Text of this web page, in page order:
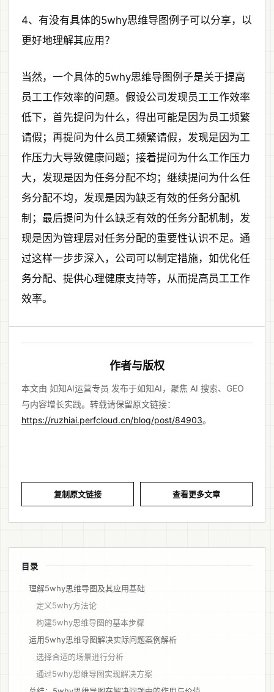
4、有没有具体的5why思维导图例子可以分享，以
更好地理解其应用？
当然，一个具体的5why思维导图例子是关于提高
员工工作效率的问题。假设公司发现员工工作效率
低下，首先提问为什么，得出可能是因为员工频繁
请假；再提问为什么员工频繁请假，发现是因为工
作压力大导致健康问题；接着提问为什么工作压力
大，发现是因为任务分配不均；继续提问为什么任
务分配不均，发现是因为缺乏有效的任务分配机
制；最后提问为什么缺乏有效的任务分配机制，发
现是因为管理层对任务分配的重要性认识不足。通
过这样一步步深入，公司可以制定措施，如优化任
务分配、提供心理健康支持等，从而提高员工工作
效率。
作者与版权
本文由 如知AI运营专员 发布于如知AI，聚焦 AI 搜索、GEO
与内容增长实践。转载请保留原文链接：
https://ruzhiai.perfcloud.cn/blog/post/84903。
复制原文链接 查看更多文章
目录
理解5why思维导图及其应用基础
定义5why方法论
构建5why思维导图的基本步骤
运用5why思维导图解决实际问题案例解析
选择合适的场景进行分析
通过5why思维导图实现解决方案